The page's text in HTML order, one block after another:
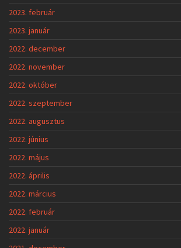
2023. február
2023. január
2022. december
2022. november
2022. október
2022. szeptember
2022. augusztus
2022. június
2022. május
2022. április
2022. március
2022. február
2022. január